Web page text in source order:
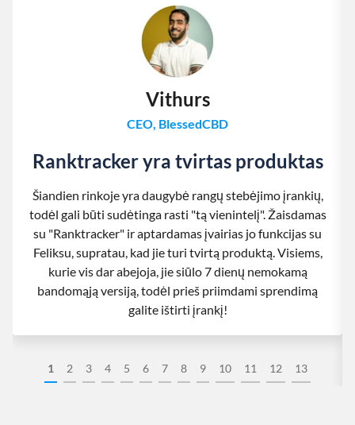
1 2 3 4 5 6 7 8 9 10 11 12 13
Vithurs
CEO, BlessedCBD
Ranktracker yra tvirtas produktas
Šiandien rinkoje yra daugybė rangų stebėjimo įrankių,
todėl gali būti sudėtinga rasti "tą vienintelį". Žaisdamas
su "Ranktracker" ir aptardamas įvairias jo funkcijas su
Feliksu, supratau, kad jie turi tvirtą produktą. Visiems,
kurie vis dar abejoja, jie siūlo 7 dienų nemokamą
bandomąją versiją, todėl prieš priimdami sprendimą
galite ištirti įrankį!